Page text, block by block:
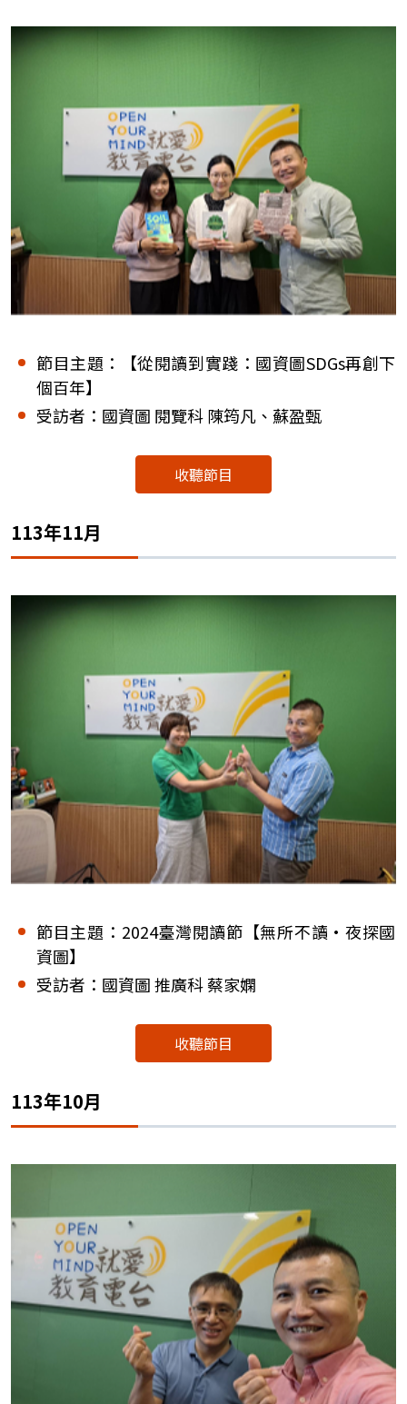
節目主題：【從閱讀到實踐：國資圖SDGs再創下
個百年】
受訪者：國資圖 閱覽科 陳筠凡、蘇盈甄
收聽節目
113年11月
節目主題：2024臺灣閱讀節【無所不讀•夜探國
資圖】
受訪者：國資圖 推廣科 蔡家嫻
收聽節目
113年10月